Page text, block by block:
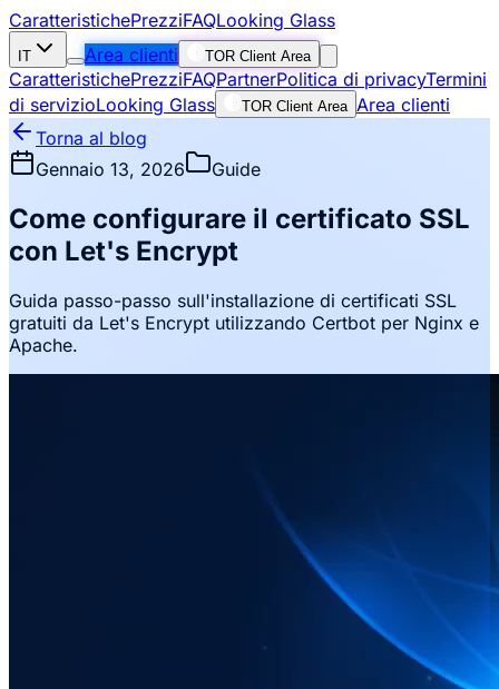
CaratteristichePrezziFAQLooking Glass
IT Area clienti TOR Client Area
CaratteristichePrezziFAQPartnerPolitica di privacyTermini
di servizioLooking Glass TOR Client Area Area clienti
Torna al blog
Gennaio 13, 2026
Guide
Come configurare il certificato SSL
con Let's Encrypt
Guida passo-passo sull'installazione di certificati SSL
gratuiti da Let's Encrypt utilizzando Certbot per Nginx e
Apache.